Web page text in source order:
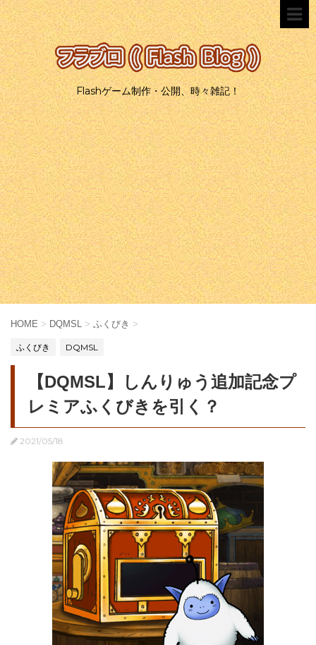
Flashゲーム制作・公開、時々雑記！
HOME > DQMSL > ふくびき >
ふくびき DQMSL
【DQMSL】しんりゅう追加記念プ
レミアふくびきを引く？
2021/05/18